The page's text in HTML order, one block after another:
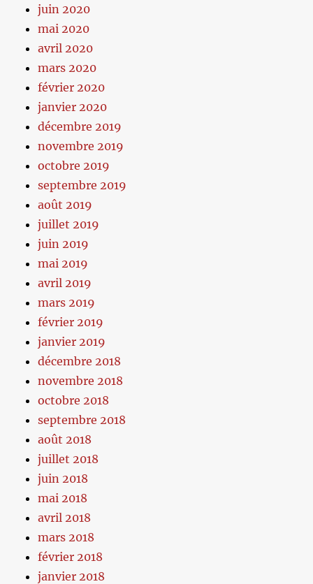
juin 2020
mai 2020
avril 2020
mars 2020
février 2020
janvier 2020
décembre 2019
novembre 2019
octobre 2019
septembre 2019
août 2019
juillet 2019
juin 2019
mai 2019
avril 2019
mars 2019
février 2019
janvier 2019
décembre 2018
novembre 2018
octobre 2018
septembre 2018
août 2018
juillet 2018
juin 2018
mai 2018
avril 2018
mars 2018
février 2018
janvier 2018